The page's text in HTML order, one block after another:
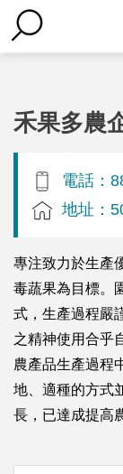
禾果多農
電話：
地址：
專注致力於生產
毒蔬果為目標。
式，生產過程嚴
之精神使用合乎
農產品生產過程
地、適種的方式
長，已達成提高